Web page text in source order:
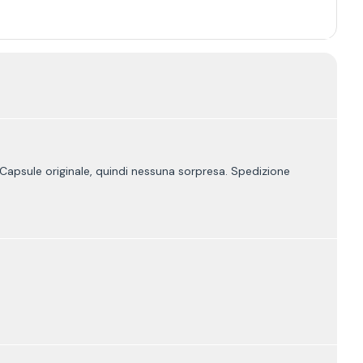
originale, quindi nessuna sorpresa. Spedizione